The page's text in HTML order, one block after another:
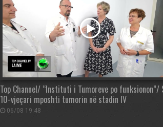
Top Channel/ “Instituti i Tumoreve po funksionon”/
10-vjeçari mposhti tumorin në stadin IV
06/08 19:48